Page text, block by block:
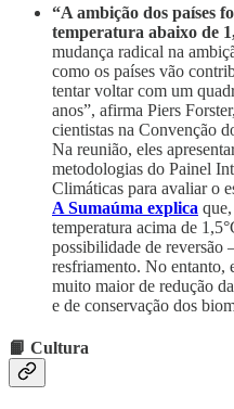
“A ambição dos países
temperatura abaixo de
mudança radical na
como os países vão
tentar voltar com um
anos”, afirma Piers
cientistas na Convenção
Na reunião, eles
metodologias do Painel
Climáticas para avaliar o
A Sumaúma explica
temperatura acima de
possibilidade de reversão
resfriamento. No entanto,
muito maior de redução
e de conservação dos
📙 Cultura